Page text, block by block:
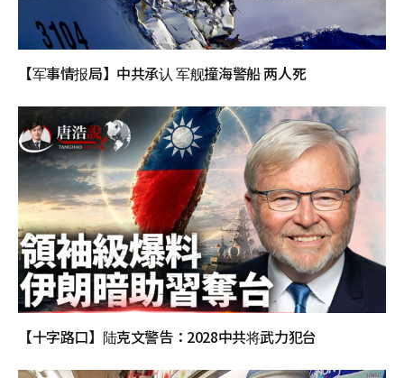
【军事情报局】中共承认 军舰撞海警船 两人死
【十字路口】陆克文警告：2028中共将武力犯台